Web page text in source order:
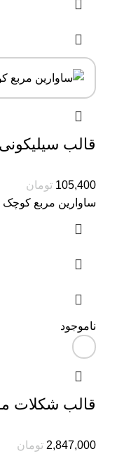
قالب
105,400 تومان
ساوارین مربع کوچک
ناموجود
قالب شکلات مارتلاتو 3
2,847,000 تومان